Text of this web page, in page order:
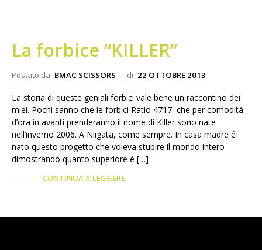
La forbice “KILLER”
Postato da: BMAC SCISSORS di 22 OTTOBRE 2013
La storia di queste geniali forbici vale bene un raccontino dei
miei. Pochi sanno che le forbici Ratio 4717 che per comodità
d’ora in avanti prenderanno il nome di Killer sono nate
nell’inverno 2006. A Niigata, come sempre. In casa madre é
nato questo progetto che voleva stupire il mondo intero
dimostrando quanto superiore é […]
CONTINUA A LEGGERE